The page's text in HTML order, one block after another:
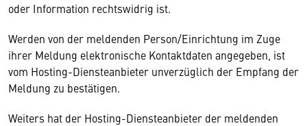
oder Information rechtswidrig ist.
Werden von der meldenden Person/Einrichtung im Zuge
ihrer Meldung elektronische Kontaktdaten angegeben, ist
vom Hosting-Diensteanbieter unverzüglich der Empfang der
Meldung zu bestätigen.
Weiters hat der Hosting-Diensteanbieter der meldenden